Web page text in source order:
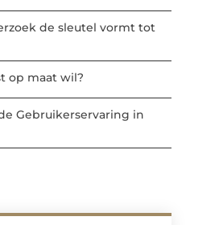
de sleutel vormt tot
op maat wil?
Gebruikerservaring in